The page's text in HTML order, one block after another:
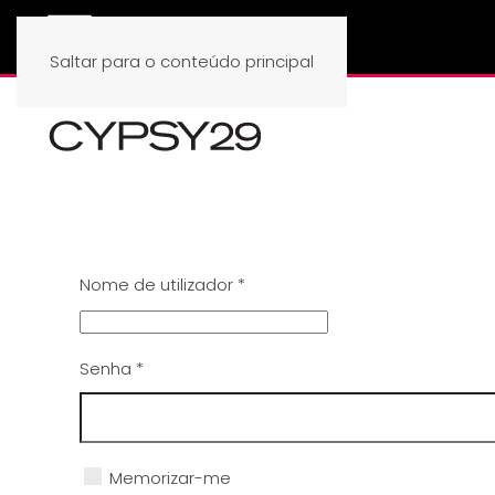
Saltar para o conteúdo principal
Nome de utilizador *
Senha *
Memorizar-me